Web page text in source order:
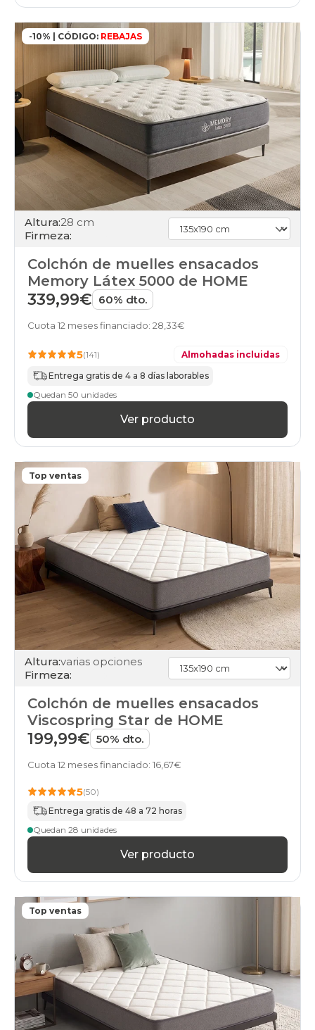
en-
oferta
financiados
colchones
gama-
alta
colchones
individuales
colchones
online
-10% | CÓDIGO: REBAJAS
Altura:28 cm
Firmeza:
Colchón de muelles ensacados
Memory Látex 5000 de HOME
339,99€ 60% dto.
Cuota 12 meses financiado: 28,33€
5(141) Almohadas incluidas
Entrega gratis de 4 a 8 días laborables
Quedan 50 unidades
Ver producto
Top ventas
Altura:varias opciones
Firmeza:
Colchón de muelles ensacados
Viscospring Star de HOME
199,99€ 50% dto.
Cuota 12 meses financiado: 16,67€
5(50)
Entrega gratis de 48 a 72 horas
Quedan 28 unidades
Ver producto
Top ventas